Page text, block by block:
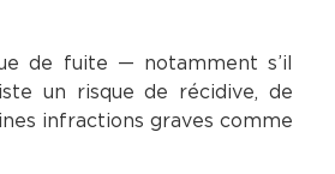
de fuite — notamment s’il
un risque de récidive, de
infractions graves comme